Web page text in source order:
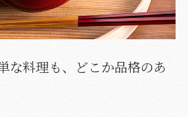
な料理も、どこか品格のあ